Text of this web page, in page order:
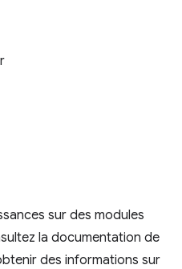
sur des modules
la documentation de
des informations sur